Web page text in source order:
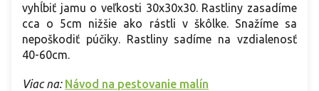
vyhĺbiť jamu o veľkosti 30x30x30. Rastliny zasadíme
cca o 5cm nižšie ako rástli v škôlke. Snažíme sa
nepoškodiť púčiky. Rastliny sadíme na vzdialenosť
40-60cm.
Viac na: Návod na pestovanie malín